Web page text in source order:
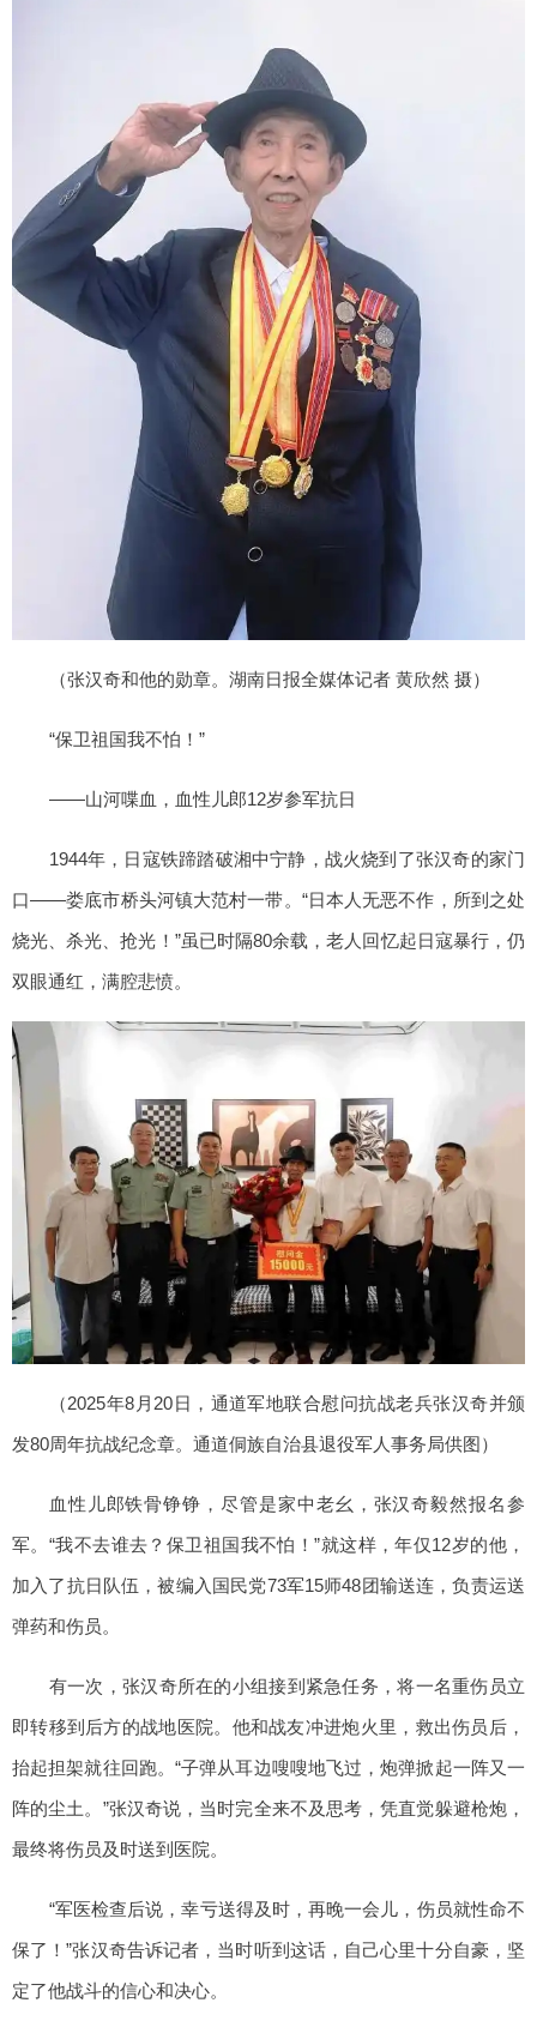
（张汉奇和他的勋章。湖南日报全媒体记者 黄欣然 摄）
“保卫祖国我不怕！”
——山河喋血，血性儿郎12岁参军抗日
1944年，日寇铁蹄踏破湘中宁静，战火烧到了张汉奇的家门
口——娄底市桥头河镇大范村一带。“日本人无恶不作，所到之处
烧光、杀光、抢光！”虽已时隔80余载，老人回忆起日寇暴行，仍
双眼通红，满腔悲愤。
（2025年8月20日，通道军地联合慰问抗战老兵张汉奇并颁
发80周年抗战纪念章。通道侗族自治县退役军人事务局供图）
血性儿郎铁骨铮铮，尽管是家中老幺，张汉奇毅然报名参
军。“我不去谁去？保卫祖国我不怕！”就这样，年仅12岁的他，
加入了抗日队伍，被编入国民党73军15师48团输送连，负责运送
弹药和伤员。
有一次，张汉奇所在的小组接到紧急任务，将一名重伤员立
即转移到后方的战地医院。他和战友冲进炮火里，救出伤员后，
抬起担架就往回跑。“子弹从耳边嗖嗖地飞过，炮弹掀起一阵又一
阵的尘土。”张汉奇说，当时完全来不及思考，凭直觉躲避枪炮，
最终将伤员及时送到医院。
“军医检查后说，幸亏送得及时，再晚一会儿，伤员就性命不
保了！”张汉奇告诉记者，当时听到这话，自己心里十分自豪，坚
定了他战斗的信心和决心。